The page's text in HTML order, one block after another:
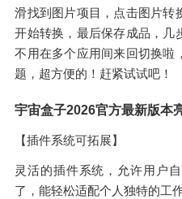
滑找到图片项目，点击图片转
开始转换，最后保存成品，几
不用在多个应用间来回切换啦
题，超方便的！赶紧试试吧！
宇宙盒子2026官方最新版本
【插件系统可拓展】
灵活的插件系统，允许用户
了，能轻松适配个人独特的工